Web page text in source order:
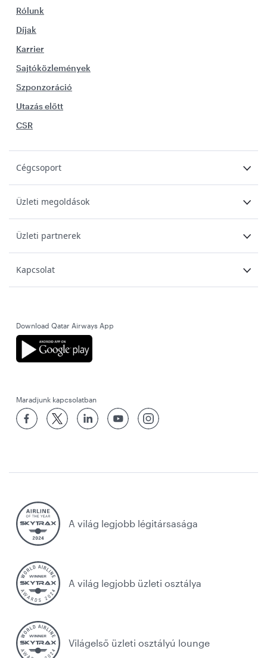
Rólunk
Díjak
Karrier
Sajtóközlemények
Szponzoráció
Utazás előtt
CSR
Cégcsoport
Üzleti megoldások
Üzleti partnerek
Kapcsolat
Download Qatar Airways App
Maradjunk kapcsolatban
A világ legjobb légitársasága
A világ legjobb üzleti osztálya
Világelső üzleti osztályú lounge